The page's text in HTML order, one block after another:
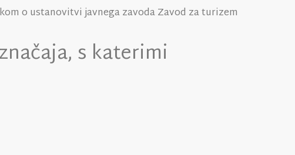
o ustanovitvi javnega zavoda Zavod za turizem
s katerimi